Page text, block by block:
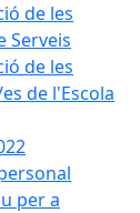
de les
Serveis
de les
de l'Escola
per a